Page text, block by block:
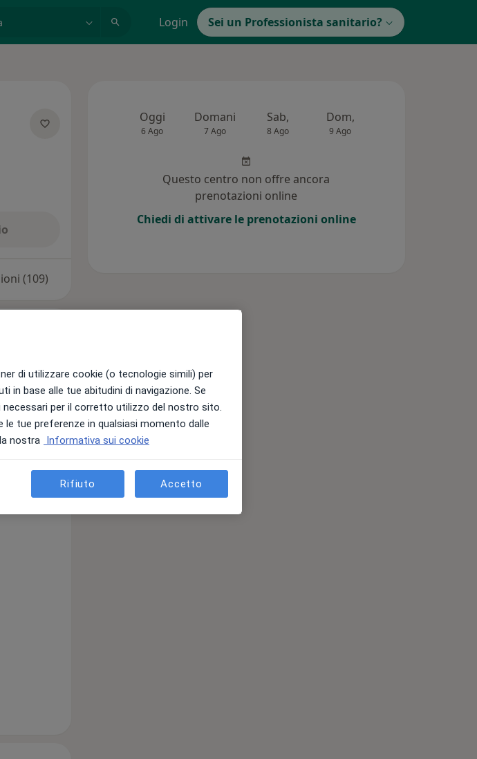
Login Sei un Professionista sanitario?
(109)
ed
Oggi
6 Ago
Domani
7 Ago
Sab,
8 Ago
Dom,
9 Ago
Questo centro non offre ancora
prenotazioni online
Chiedi di attivare le prenotazioni online
di utilizzare cookie (o tecnologie simili) per
base alle tue abitudini di navigazione. Se
per il corretto utilizzo del nostro sito.
tue preferenze in qualsiasi momento dalle
nostra Informativa sui cookie
Rifiuto Accetto